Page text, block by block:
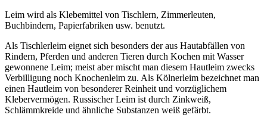
Leim wird als Klebemittel von Tischlern, Zimmerleuten,
Buchbindern, Papierfabriken usw. benutzt.
Als Tischlerleim eignet sich besonders der aus Hautabfällen von
Rindern, Pferden und anderen Tieren durch Kochen mit Wasser
gewonnene Leim; meist aber mischt man diesem Hautleim zwecks
Verbilligung noch Knochenleim zu. Als Kölnerleim bezeichnet man
einen Hautleim von besonderer Reinheit und vorzüglichem
Klebervermögen. Russischer Leim ist durch Zinkweiß,
Schlämmkreide und ähnliche Substanzen weiß gefärbt.